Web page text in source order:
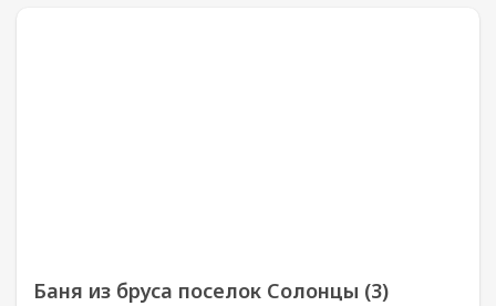
Баня из бруса поселок Солонцы (3)